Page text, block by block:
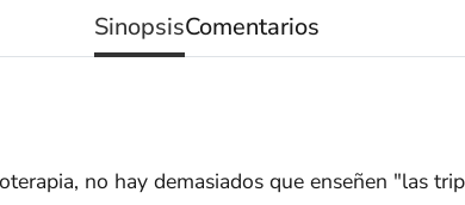
SinopsisComentarios
no hay demasiados que enseñen "las